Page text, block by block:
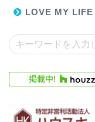
LOVE MY LIFE